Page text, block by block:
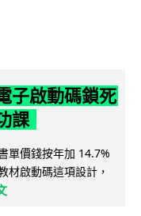
子啟動碼鎖死
課
單價錢按年加 14.7%
材啟動碼這項設計，